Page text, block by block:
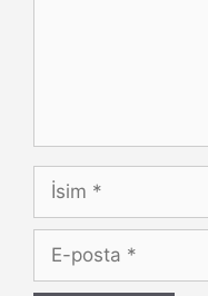
İsim
posta